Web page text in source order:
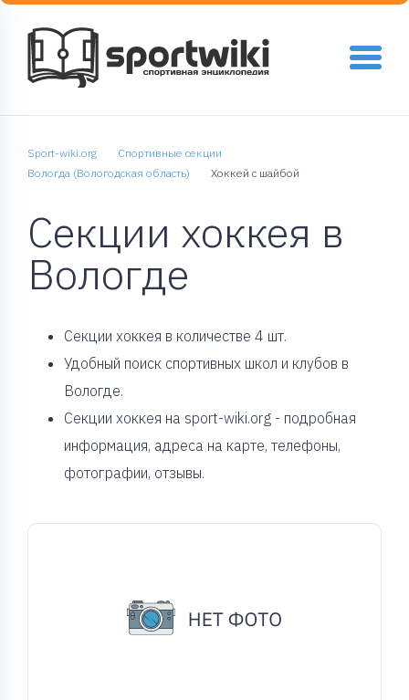
Sport-wiki.org
Спортивные секции
Вологда (Вологодская область)
Хоккей с шайбой
Секции хоккея в
Вологде
Cекции хоккея в количестве 4 шт.
Удобный поиск спортивных школ и клубов в
Вологде.
Секции хоккея на sport-wiki.org - подробная
информация, адреса на карте, телефоны,
фотографии, отзывы.